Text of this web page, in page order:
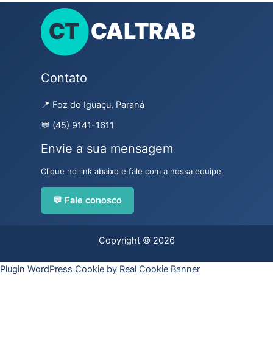
Contato
📍 Foz do Iguaçu, Paraná
💬 (45) 9141-1611
Envie a sua mensagem
Clique no link abaixo e fale com a nossa equipe.
💬 Fale conosco
Copyright © 2026
Plugin WordPress Cookie by Real Cookie Banner